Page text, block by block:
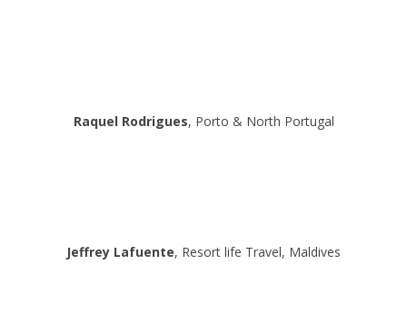
Raquel Rodrigues, Porto & North Portugal
Jeffrey Lafuente, Resort life Travel, Maldives